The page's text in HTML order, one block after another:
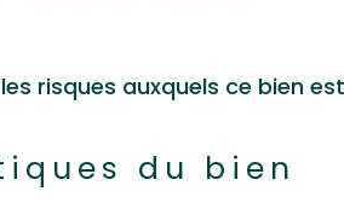
risques auxquels ce bien
du bien